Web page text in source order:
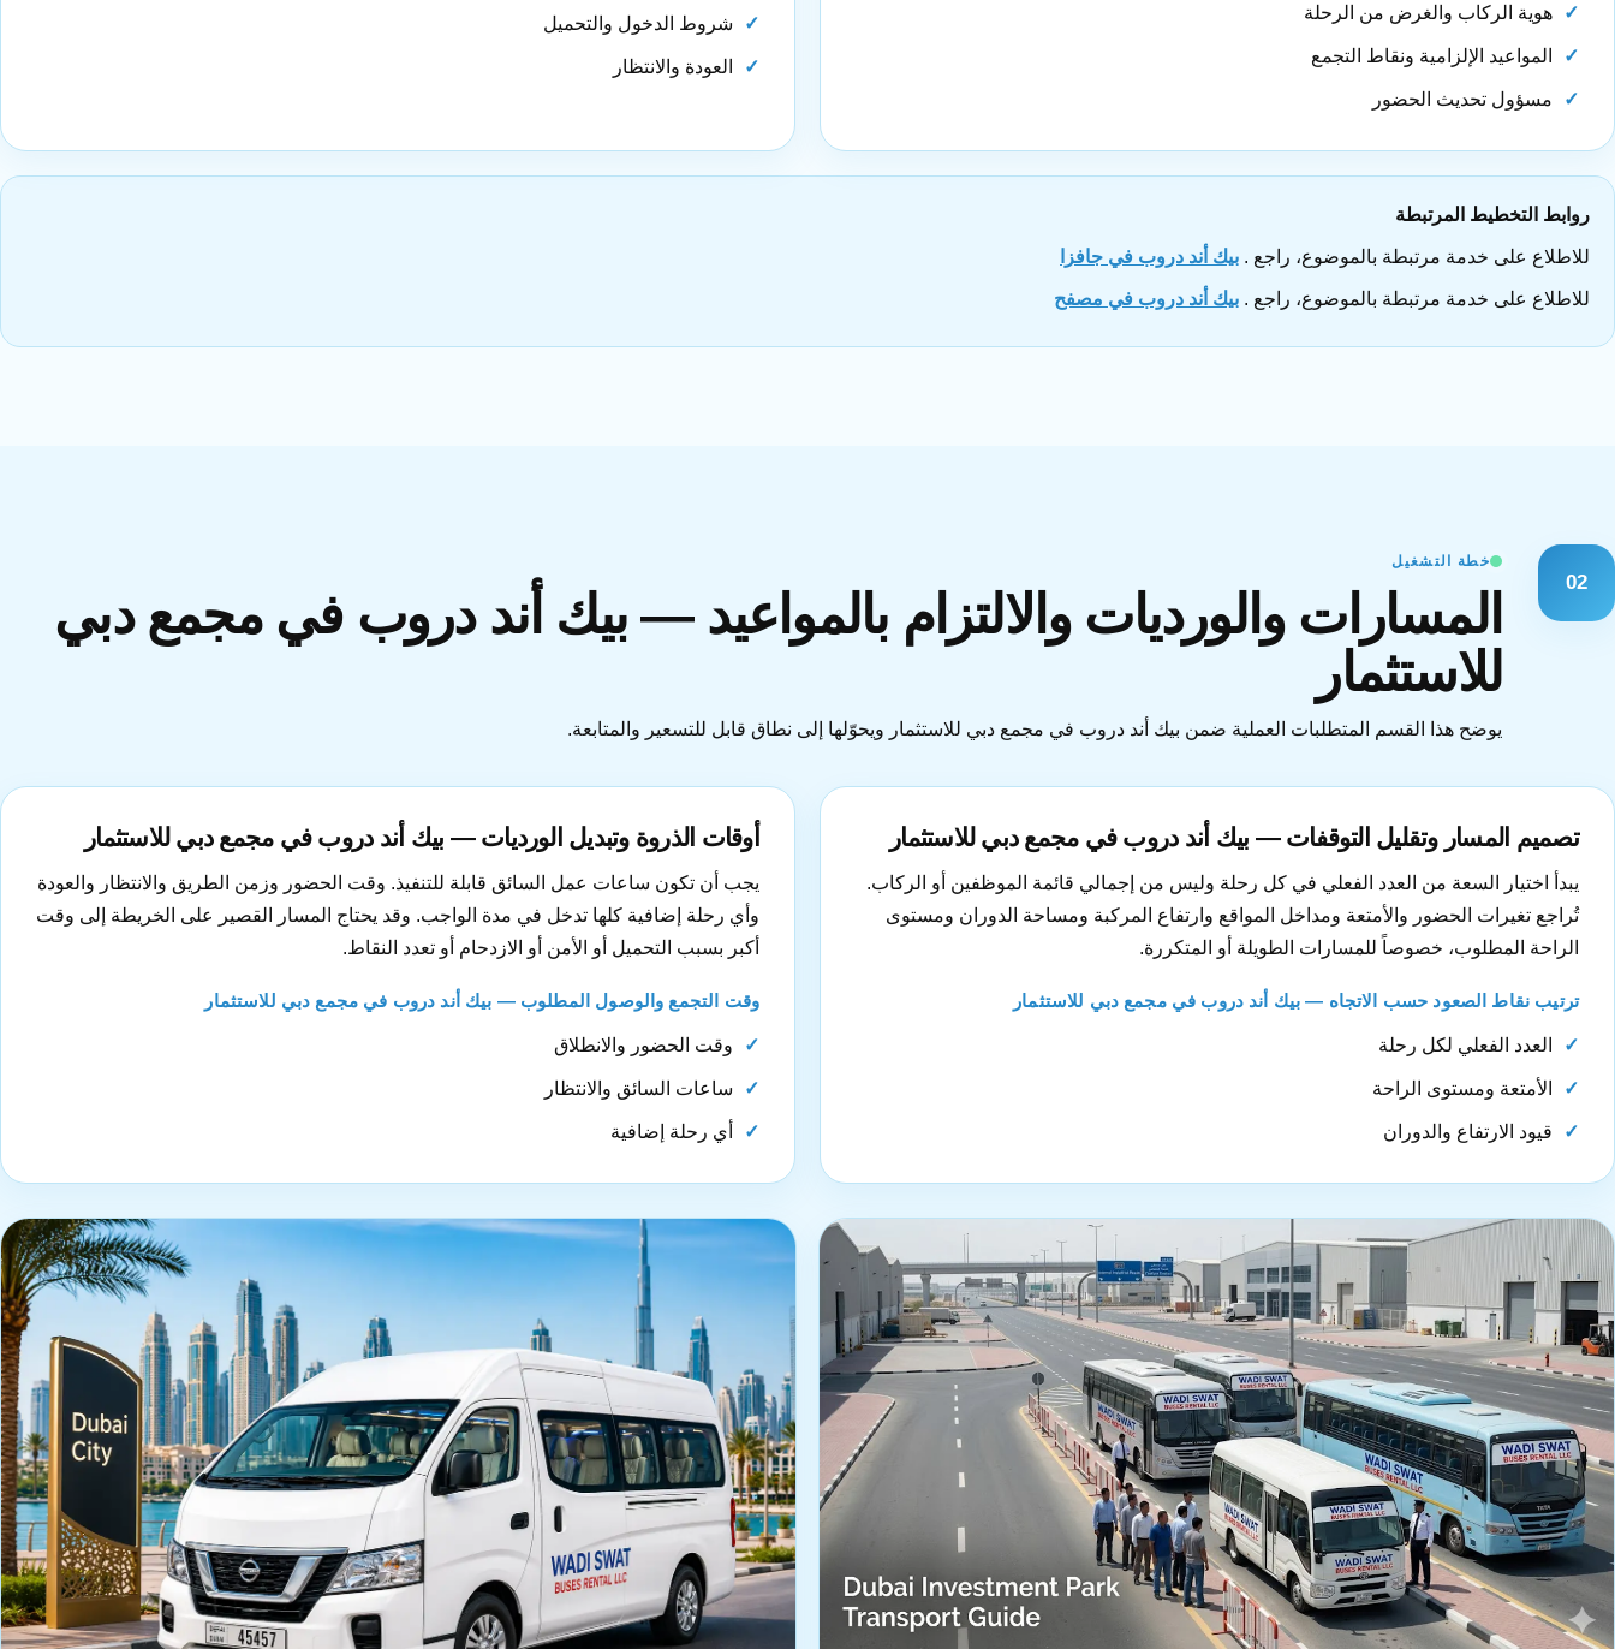
هوية الركاب والغرض من الرحلة
المواعيد الإلزامية ونقاط التجمع
مسؤول تحديث الحضور
شروط الدخول والتحميل
العودة والانتظار
روابط التخطيط المرتبطة
للاطلاع على خدمة مرتبطة بالموضوع، راجع . بيك أند دروب في جافزا
للاطلاع على خدمة مرتبطة بالموضوع، راجع . بيك أند دروب في مصفح
02
خطة التشغيل
المسارات والورديات والالتزام بالمواعيد — بيك أند دروب في مجمع دبي
للاستثمار
يوضح هذا القسم المتطلبات العملية ضمن بيك أند دروب في مجمع دبي للاستثمار ويحوّلها إلى نطاق قابل للتسعير والمتابعة.
تصميم المسار وتقليل التوقفات — بيك أند دروب في مجمع دبي للاستثمار
يبدأ اختيار السعة من العدد الفعلي في كل رحلة وليس من إجمالي قائمة الموظفين أو الركاب.
تُراجع تغيرات الحضور والأمتعة ومداخل المواقع وارتفاع المركبة ومساحة الدوران ومستوى
الراحة المطلوب، خصوصاً للمسارات الطويلة أو المتكررة.
ترتيب نقاط الصعود حسب الاتجاه — بيك أند دروب في مجمع دبي للاستثمار
العدد الفعلي لكل رحلة
الأمتعة ومستوى الراحة
قيود الارتفاع والدوران
أوقات الذروة وتبديل الورديات — بيك أند دروب في مجمع دبي للاستثمار
يجب أن تكون ساعات عمل السائق قابلة للتنفيذ. وقت الحضور وزمن الطريق والانتظار والعودة
وأي رحلة إضافية كلها تدخل في مدة الواجب. وقد يحتاج المسار القصير على الخريطة إلى وقت
أكبر بسبب التحميل أو الأمن أو الازدحام أو تعدد النقاط.
وقت التجمع والوصول المطلوب — بيك أند دروب في مجمع دبي للاستثمار
وقت الحضور والانطلاق
ساعات السائق والانتظار
أي رحلة إضافية